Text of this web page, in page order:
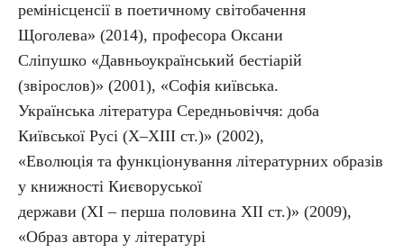
ремінісценсії в поетичному світобачення
Щоголева» (2014), професора Оксани
Сліпушко «Давньоукраїнський бестіарій
(звірослов)» (2001), «Софія київська.
Українська література Середньовіччя: доба
Київської Русі (Х–ХІІІ ст.)» (2002),
«Еволюція та функціонування літературних образів
у книжності Києворуської
держави (ХІ – перша половина ХІІ ст.)» (2009),
«Образ автора у літературі